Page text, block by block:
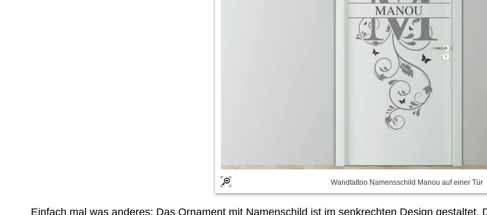
Wandtattoo Namensschild Manou auf einer Tür
Einfach mal was anderes: Das Ornament mit Namenschild ist im senkrechten Design